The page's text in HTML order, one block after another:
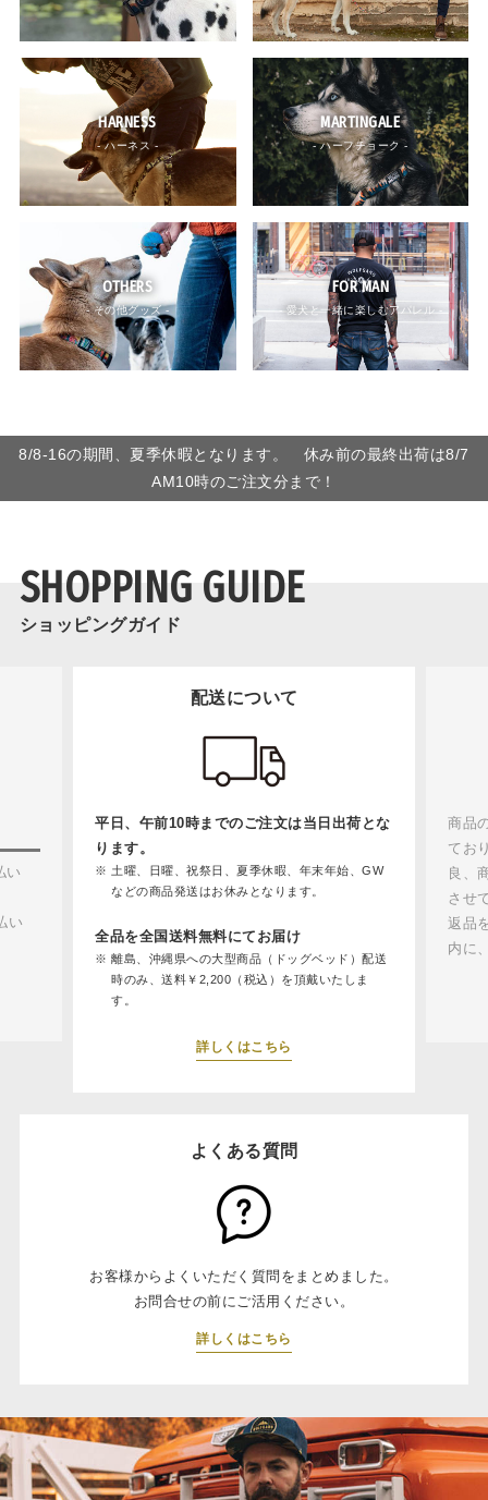
HARNESS
- ハーネス -
MARTINGALE
- ハーフチョーク -
OTHERS
- その他グッズ -
FOR MAN
- 愛犬と一緒に楽しむアパレル -
8/8-16の期間、夏季休暇となります。 休み前の最終出荷は8/7
AM10時のご注文分まで！
SHOPPING GUIDE
ショッピングガイド
い
い
配送について
平日、午前10時までのご注文は当日出荷とな
ります。
土曜、日曜、祝祭日、夏季休暇、年末年始、GW
などの商品発送はお休みとなります。
全品を全国送料無料にてお届け
離島、沖縄県への大型商品（ドッグベッド）配送
時のみ、送料￥2,200（税込）を頂戴いたしま
す。
詳しくはこちら
商品
てお
良、
させ
返品
内に
よくある質問
お客様からよくいただく質問をまとめました。
お問合せの前にご活用ください。
詳しくはこちら